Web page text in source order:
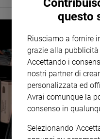
siamo
Contatti
Pubblicità
Registrati
questo
Riusciamo a fornire
grazie alla
Accettando i
nostri partner di
personalizzata ed
Avrai comunque la
consenso in
Selezionando